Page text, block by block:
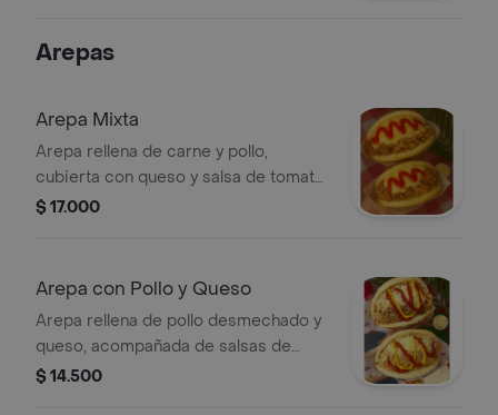
Arepas
Arepa Mixta
Arepa rellena de carne y pollo,
cubierta con queso y salsa de tomate.
Incluye 1 pieza.
$ 17.000
Arepa con Pollo y Queso
Arepa rellena de pollo desmechado y
queso, acompañada de salsas de
tomate y mostaza.
$ 14.500